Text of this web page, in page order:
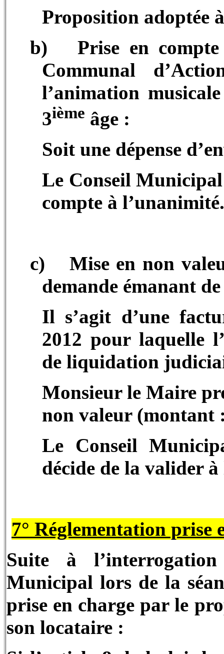
Proposition adoptée
b)
Prise en
Communal
l’animation musicale
3ième âge :
Soit une dépense
Le Conseil
compte à
c)
Mise en non
demande émanant
Il s’agit d’une
2012 pour laquelle
de liquidation
Monsieur le Maire
non valeur (montant
Le Conseil
décide de la valider
7° Réglementation prise
Suite à
Municipal lors de la
prise en charge par le
son locataire :